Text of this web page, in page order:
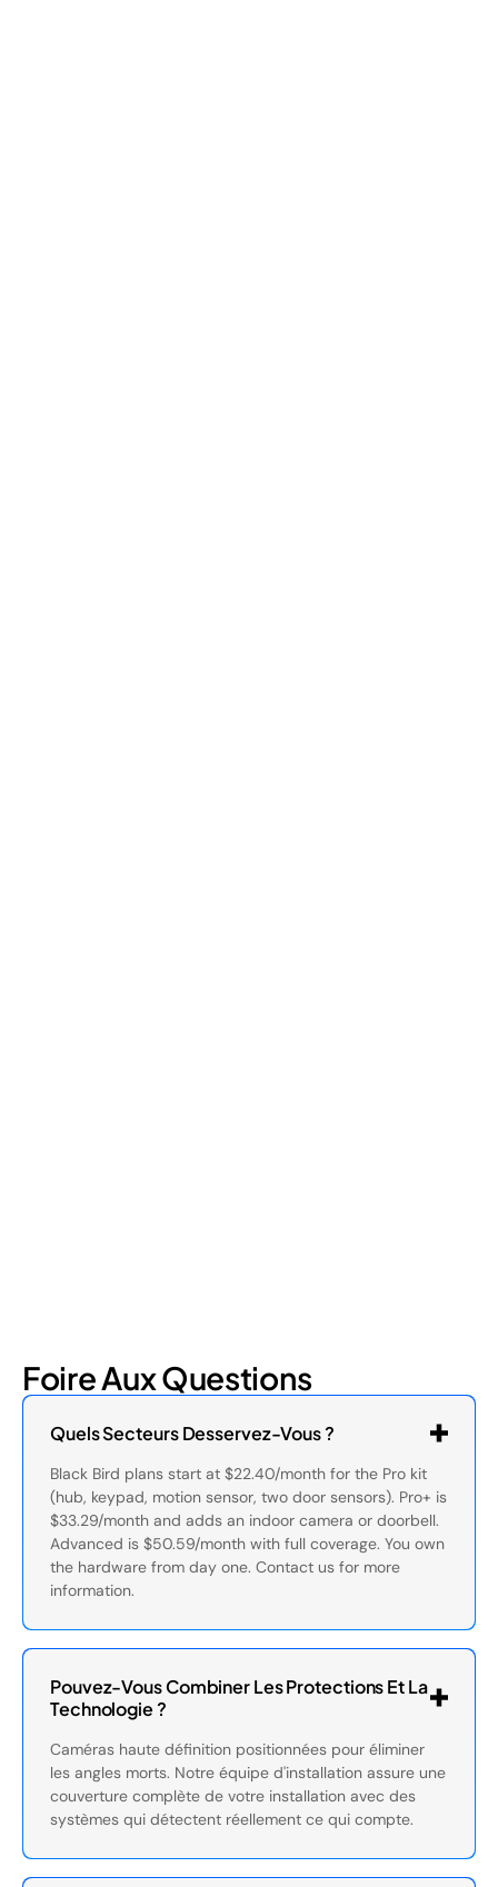
Foire Aux Questions
Quels Secteurs Desservez-Vous ?
Black Bird plans start at $22.40/month for the Pro kit
(hub, keypad, motion sensor, two door sensors). Pro+ is
$33.29/month and adds an indoor camera or doorbell.
Advanced is $50.59/month with full coverage. You own
the hardware from day one. Contact us for more
information.
Pouvez-Vous Combiner Les Protections Et La
Technologie ?
Caméras haute définition positionnées pour éliminer
les angles morts. Notre équipe d'installation assure une
couverture complète de votre installation avec des
systèmes qui détectent réellement ce qui compte.